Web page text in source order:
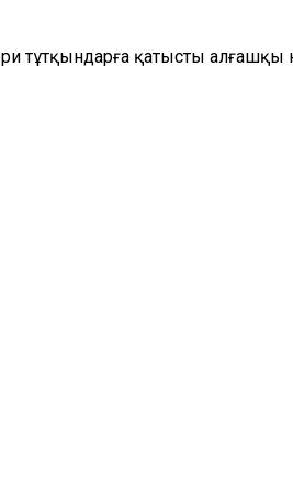
тұтқындарға қатысты